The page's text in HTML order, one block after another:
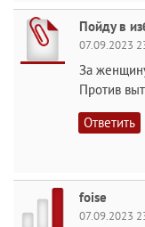
Пойду в
07.09.2023
За
Против
Ответить
foise
07.09.2023